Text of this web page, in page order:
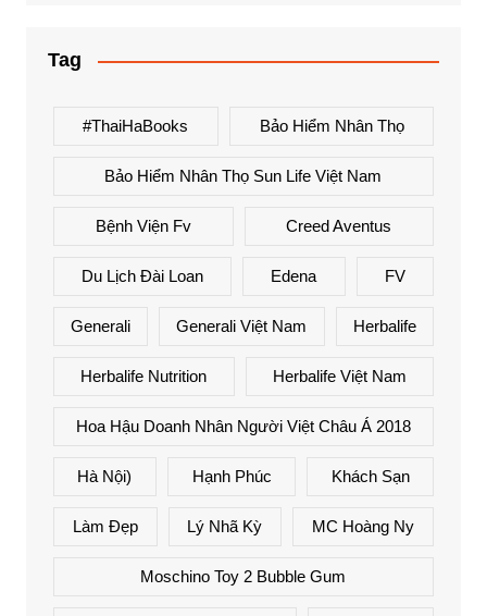
Tag
#ThaiHaBooks Bảo Hiểm Nhân Thọ
Bảo Hiểm Nhân Thọ Sun Life Việt Nam
Bệnh Viện Fv Creed Aventus
Du Lịch Đài Loan Edena FV
Generali Generali Việt Nam Herbalife
Herbalife Nutrition Herbalife Việt Nam
Hoa Hậu Doanh Nhân Người Việt Châu Á 2018
Hà Nội) Hạnh Phúc Khách Sạn
Làm Đẹp Lý Nhã Kỳ MC Hoàng Ny
Moschino Toy 2 Bubble Gum